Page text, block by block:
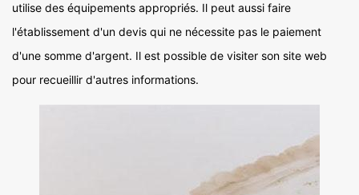
utilise des équipements appropriés. Il peut aussi faire
l'établissement d'un devis qui ne nécessite pas le paiement
d'une somme d'argent. Il est possible de visiter son site web
pour recueillir d'autres informations.